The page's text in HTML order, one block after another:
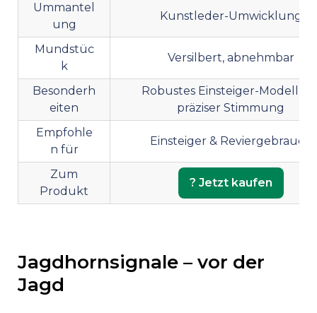
Ummantel
ung
Kunstleder-Umwicklung
Mundstüc
k
Versilbert, abnehmbar
Besonderh
eiten
Robustes Einsteiger-Modell
präziser Stimmung
Empfohle
n für
Einsteiger & Reviergebrauch
Zum
Produkt
? Jetzt kaufen
Jagdhornsignale – vor der
Jagd